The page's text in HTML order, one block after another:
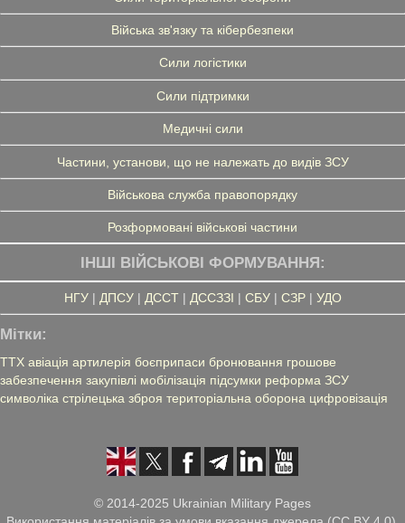
Війська зв'язку та кібербезпеки
Сили логістики
Сили підтримки
Медичні сили
Частини, установи, що не належать до видів ЗСУ
Військова служба правопорядку
Розформовані військові частини
ІНШІ ВІЙСЬКОВІ ФОРМУВАННЯ:
НГУ| ДПСУ| ДССТ| ДССЗЗІ | СБУ| СЗР| УДО
Мітки:
ТТХ авіація артилерія боєприпаси бронювання грошове
забезпечення закупівлі мобілізація підсумки реформа ЗСУ
символіка стрілецька зброя територіальна оборона цифровізація
© 2014-2025 Ukrainian Military Pages